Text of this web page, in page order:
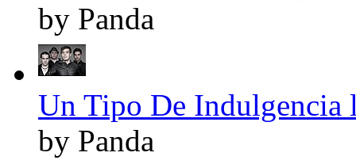
by Panda
Un Tipo De Indulgencia
by Panda